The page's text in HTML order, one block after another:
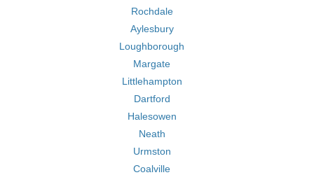
Rochdale
Aylesbury
Loughborough
Margate
Littlehampton
Dartford
Halesowen
Neath
Urmston
Coalville